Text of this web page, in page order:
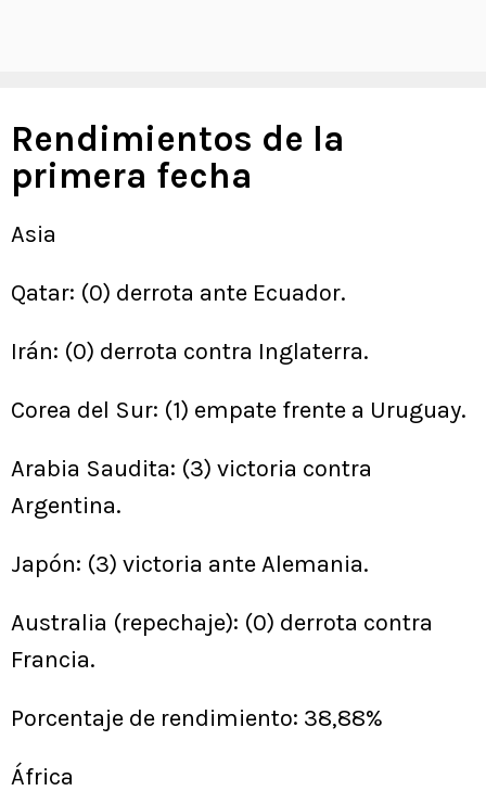
Rendimientos de la
primera fecha
Asia
Qatar: (0) derrota ante Ecuador.
Irán: (0) derrota contra Inglaterra.
Corea del Sur: (1) empate frente a Uruguay.
Arabia Saudita: (3) victoria contra
Argentina.
Japón: (3) victoria ante Alemania.
Australia (repechaje): (0) derrota contra
Francia.
Porcentaje de rendimiento: 38,88%
África